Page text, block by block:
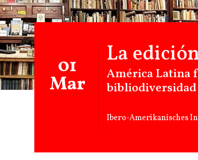
01
Mar
La
América Latina
bibliodiversidad
Ibero-Amerikanisches